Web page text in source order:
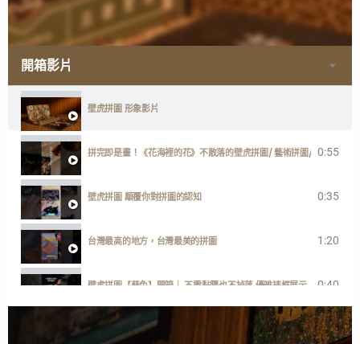
開箱影片
壁虎拼圖 形象影片
拼完即是畫！《花海裡的花》不散落的壁虎拼圖/ 藝術拼圖/ 台灣製
0:55
壁虎拼圖 顛覆你對拼圖的認知 0:35
台灣最高的地方，台灣最美的拼圖 1:20
壁虎拼圖【葵兔】開箱｜ 不需黏膠也不掉落 優雅裱框展示 0:40
一分鐘開箱【歡迎回家】快樂小狗勾 1:00